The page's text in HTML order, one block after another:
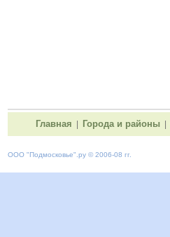
Главная Города и районы
ООО "Подмосковье" .ру © 2006-08 гг.